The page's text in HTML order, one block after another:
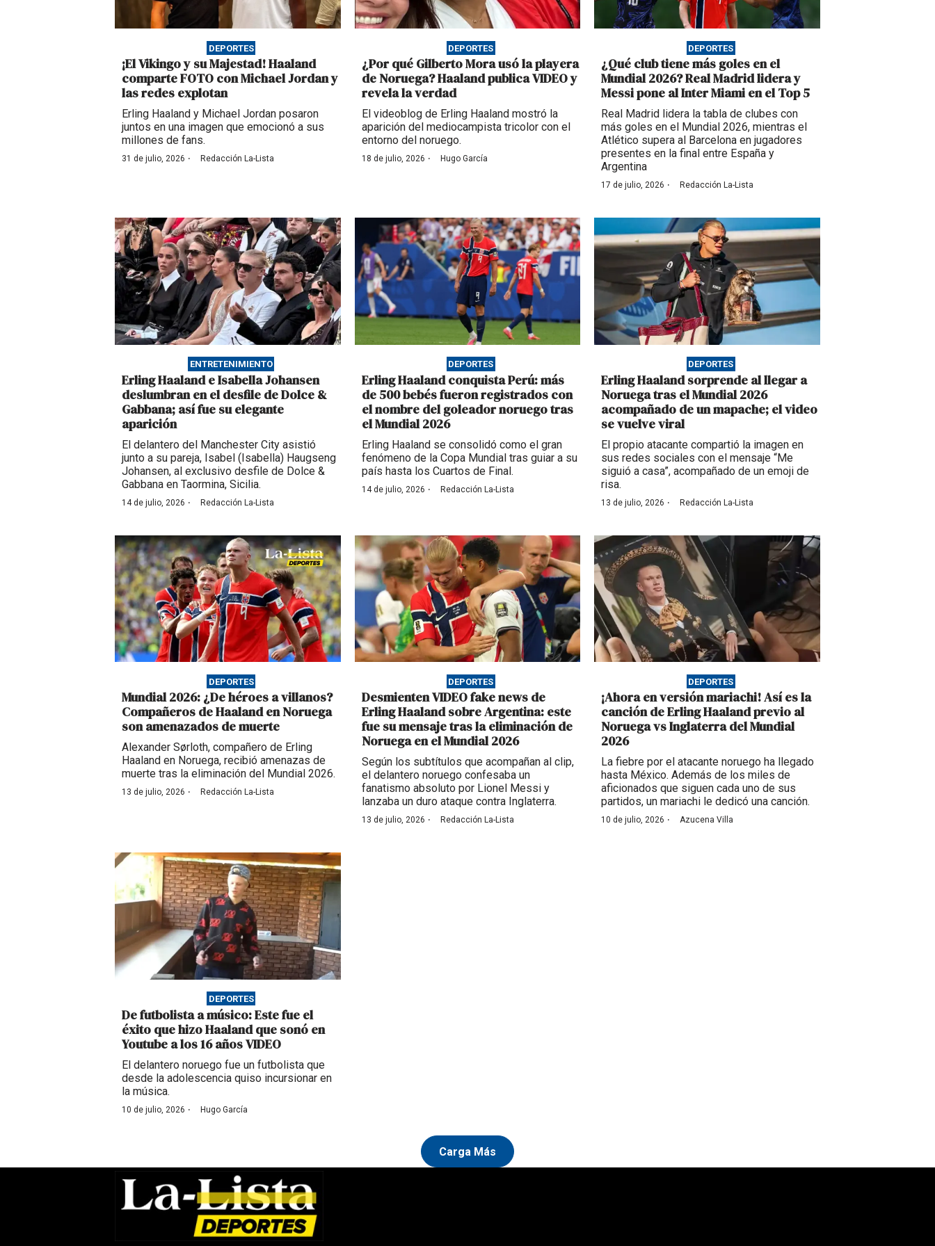
DEPORTES
¡El Vikingo y su Majestad! Haaland
comparte FOTO con Michael Jordan y
las redes explotan
Erling Haaland y Michael Jordan posaron
juntos en una imagen que emocionó a sus
millones de fans.
31 de julio, 2026 · Redacción La-Lista
DEPORTES
¿Por qué Gilberto Mora usó la playera
de Noruega? Haaland publica VIDEO y
revela la verdad
El videoblog de Erling Haaland mostró la
aparición del mediocampista tricolor con el
entorno del noruego.
18 de julio, 2026 · Hugo García
DEPORTES
¿Qué club tiene más goles en el
Mundial 2026? Real Madrid lidera y
Messi pone al Inter Miami en el Top 5
Real Madrid lidera la tabla de clubes con
más goles en el Mundial 2026, mientras el
Atlético supera al Barcelona en jugadores
presentes en la final entre España y
Argentina
17 de julio, 2026 · Redacción La-Lista
ENTRETENIMIENTO
Erling Haaland e Isabella Johansen
deslumbran en el desfile de Dolce &
Gabbana; así fue su elegante
aparición
El delantero del Manchester City asistió
junto a su pareja, Isabel (Isabella) Haugseng
Johansen, al exclusivo desfile de Dolce &
Gabbana en Taormina, Sicilia.
14 de julio, 2026 · Redacción La-Lista
DEPORTES
Erling Haaland conquista Perú: más
de 500 bebés fueron registrados con
el nombre del goleador noruego tras
el Mundial 2026
Erling Haaland se consolidó como el gran
fenómeno de la Copa Mundial tras guiar a su
país hasta los Cuartos de Final.
14 de julio, 2026 · Redacción La-Lista
DEPORTES
Erling Haaland sorprende al llegar a
Noruega tras el Mundial 2026
acompañado de un mapache; el video
se vuelve viral
El propio atacante compartió la imagen en
sus redes sociales con el mensaje “Me
siguió a casa”, acompañado de un emoji de
risa.
13 de julio, 2026 · Redacción La-Lista
DEPORTES
Mundial 2026: ¿De héroes a villanos?
Compañeros de Haaland en Noruega
son amenazados de muerte
Alexander Sørloth, compañero de Erling
Haaland en Noruega, recibió amenazas de
muerte tras la eliminación del Mundial 2026.
13 de julio, 2026 · Redacción La-Lista
DEPORTES
Desmienten VIDEO fake news de
Erling Haaland sobre Argentina: este
fue su mensaje tras la eliminación de
Noruega en el Mundial 2026
Según los subtítulos que acompañan al clip,
el delantero noruego confesaba un
fanatismo absoluto por Lionel Messi y
lanzaba un duro ataque contra Inglaterra.
13 de julio, 2026 · Redacción La-Lista
DEPORTES
¡Ahora en versión mariachi! Así es la
canción de Erling Haaland previo al
Noruega vs Inglaterra del Mundial
2026
La fiebre por el atacante noruego ha llegado
hasta México. Además de los miles de
aficionados que siguen cada uno de sus
partidos, un mariachi le dedicó una canción.
10 de julio, 2026 · Azucena Villa
DEPORTES
De futbolista a músico: Este fue el
éxito que hizo Haaland que sonó en
Youtube a los 16 años VIDEO
El delantero noruego fue un futbolista que
desde la adolescencia quiso incursionar en
la música.
10 de julio, 2026 · Hugo García
Carga Más